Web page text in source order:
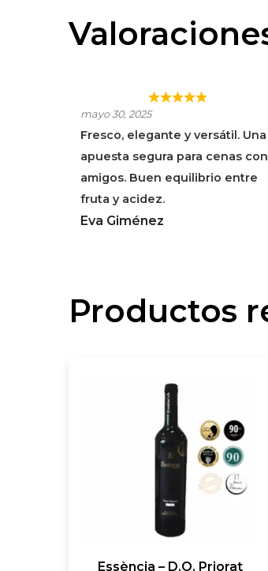
ALBARIÑO SANTIAGO
RUIZ
mayo 30, 2025
Fresco, elegante y versátil. Una
apuesta segura para cenas con
amigos. Buen equilibrio entre
fruta y acidez.
Eva Giménez
Productos
Essència – D.O. Priorat